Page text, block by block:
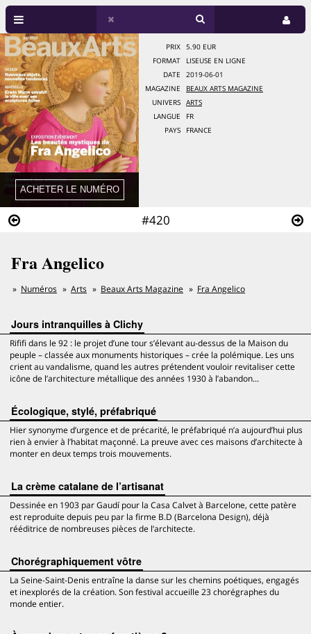
#420
PRIX
5.90 EUR
FORMAT
LISEUSE EN LIGNE
DATE
2019-06-01
MAGAZINE
BEAUX ARTS MAGAZINE
UNIVERS
ARTS
LANGUE
FR
PAYS
FRANCE
Fra Angelico
Numéros Arts Beaux Arts Magazine Fra Angelico
Jours intranquilles à Clichy
Rififi dans le 92 : le projet d’une tour s’élevant au-dessus de la Maison du
peuple – classée aux monuments historiques – crée la polémique. Les uns
crient au vandalisme, quand les autres prétendent vouloir revitaliser cette
icône de l’architecture métallique des années 1930 à l’abandon...
Écologique, stylé, préfabriqué
Hier synonyme d’urgence et de précarité, le préfabriqué n’a aujourd’hui plus
rien à envier à l’habitat maçonné. La preuve avec ces maisons d’architecte à
monter en deux temps trois mouvements.
La crème catalane de l’artisanat
Dessinée en 1903 par Gaudí pour la Casa Calvet à Barcelone, cette patère
est reproduite depuis peu par la firme B.D (Barcelona Design), déjà
rééditrice de nombreuses pièces de l’architecte.
Chorégraphiquement vôtre
La Seine-Saint-Denis entraîne la danse sur les chemins poétiques, engagés
et inexplorés de la création. Son festival accueille 23 chorégraphes du
monde entier.